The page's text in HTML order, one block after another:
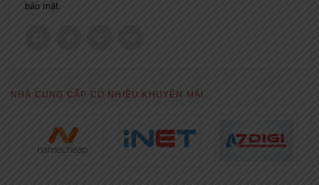
bảo mật.
NHÀ CUNG CẤP CÓ NHIỀU KHUYẾN MÃI